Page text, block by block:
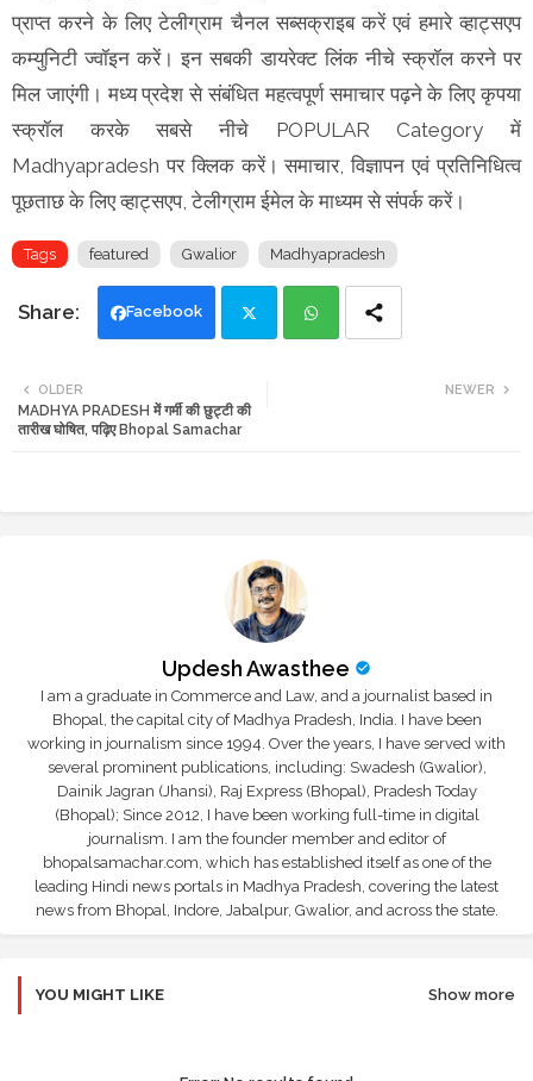
प्राप्त करने के लिए टेलीग्राम चैनल सब्सक्राइब करें एवं हमारे व्हाट्सएप
कम्युनिटी ज्वॉइन करें। इन सबकी डायरेक्ट लिंक नीचे स्क्रॉल करने पर
मिल जाएंगी। मध्य प्रदेश से संबंधित महत्वपूर्ण समाचार पढ़ने के लिए कृपया
स्क्रॉल करके सबसे नीचे POPULAR Category में
Madhyapradesh पर क्लिक करें। समाचार, विज्ञापन एवं प्रतिनिधित्व
पूछताछ के लिए व्हाट्सएप, टेलीग्राम ईमेल के माध्यम से संपर्क करें।
Tags featured Gwalior Madhyapradesh
Facebook
tte
NEWER
OLDER
MADHYA PRADESH में गर्मी की छुट्टी की
तारीख घोषित, पढ़िए Bhopal Samachar
Updesh Awasthee
I am a graduate in Commerce and Law, and a journalist based in
Bhopal, the capital city of Madhya Pradesh, India. I have been
working in journalism since 1994. Over the years, I have served with
several prominent publications, including: Swadesh (Gwalior),
Dainik Jagran (Jhansi), Raj Express (Bhopal), Pradesh Today
(Bhopal); Since 2012, I have been working full-time in digital
journalism. I am the founder member and editor of
bhopalsamachar.com, which has established itself as one of the
leading Hindi news portals in Madhya Pradesh, covering the latest
news from Bhopal, Indore, Jabalpur, Gwalior, and across the state.
YOU MIGHT LIKE Show more